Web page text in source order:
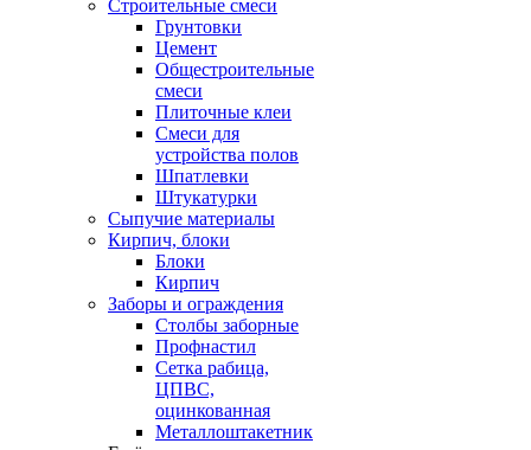
Строительные смеси
Грунтовки
Цемент
Общестроительные
смеси
Плиточные клеи
Смеси для
устройства полов
Шпатлевки
Штукатурки
Сыпучие материалы
Кирпич, блоки
Блоки
Кирпич
Заборы и ограждения
Столбы заборные
Профнастил
Сетка рабица,
ЦПВС,
оцинкованная
Металлоштакетник